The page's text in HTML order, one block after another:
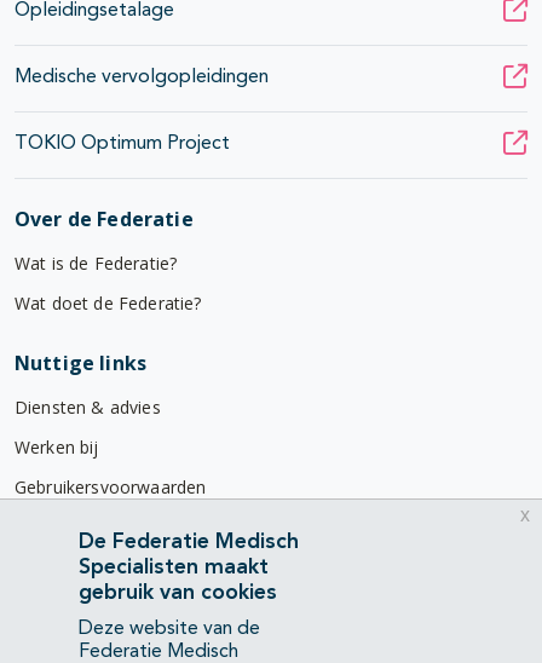
Opleidingsetalage
Medische vervolgopleidingen
TOKIO Optimum Project
Over de Federatie
Wat is de Federatie?
Wat doet de Federatie?
Nuttige links
Diensten & advies
Werken bij
Gebruikersvoorwaarden
Privacyverklaring
Contact
Mercatorlaan 1200
3528 BL Utrecht
De Federatie Medisch
Specialisten maakt
gebruik van cookies
Deze website van de
Federatie Medisch
x